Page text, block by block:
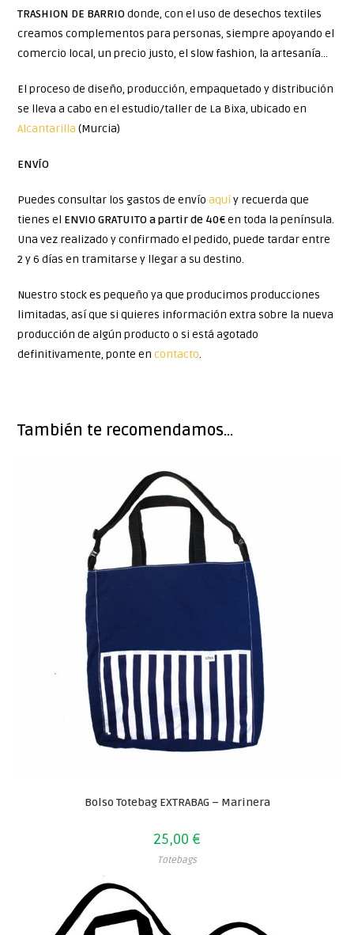
TRASHION DE BARRIOdonde, con el uso de desechos textiles
creamos complementos para personas, siempre apoyando el
comercio local, un precio justo, el slow fashion, la artesanía…
El proceso de diseño, producción, empaquetado y distribución
se lleva a cabo en el estudio/taller de La Bixa, ubicado en
Alcantarilla (Murcia)
ENVÍO
Puedes consultar los gastos de envíoaquíy recuerda que
tienes el ENVIO GRATUITO a partir de 40€en toda la península.
Una vez realizado y confirmado el pedido, puede tardar entre
2 y 6 días en tramitarse y llegar a su destino.
Nuestro stock es pequeño ya que producimos producciones
limitadas, así que si quieres información extra sobre la nueva
producción de algún producto o si está agotado
definitivamente, ponte encontacto.
También te recomendamos…
Bolso Totebag EXTRABAG – Marinera
25,00 €
Totebags